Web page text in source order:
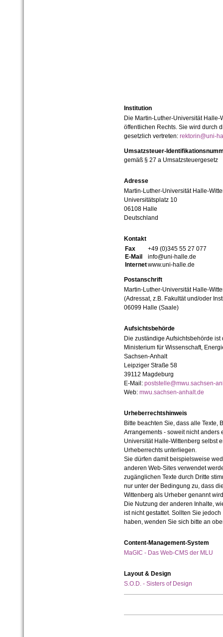
Institution
Die Martin-Luther-Universität
öffentlichen Rechts. Sie wird durch
gesetzlich vertreten: rektorin@uni-
Umsatzsteuer-
gemäß § 27 a Umsatzsteuergesetz
Adresse
Martin-Luther-Universität Halle-
Universitätsplatz 10
06108 Halle
Deutschland
Kontakt
Fax
+49 (0)345 55 27 077
E-Mail
info@uni-halle.de
Internetwww.uni-halle.de
Postanschrift
Martin-Luther-Universität Halle-
(Adressat, z.B. Fakultät und/oder
06099 Halle (Saale)
Aufsichtsbehörde
Die zuständige Aufsichtsbehörde ist
Ministerium für Wissenschaft,
Sachsen-Anhalt
Leipziger Straße 58
39112 Magdeburg
E-Mail: poststelle@mwu.sachsen-
Web: mwu.sachsen-anhalt.de
Urheberrechtshinweis
Bitte beachten Sie, dass alle Texte,
Arrangements - soweit nicht anders
Universität Halle-Wittenberg selbst
Urheberrechts unterliegen.
Sie dürfen damit beispielsweise
anderen Web-Sites verwendet
zugänglichen Texte durch Dritte
nur unter der Bedingung zu, dass
Wittenberg als Urheber genannt
Die Nutzung der anderen Inhalte,
ist nicht gestattet. Sollten Sie
haben, wenden Sie sich bitte an
Content-Management-System
MaGIC - Das Web-CMS der MLU
Layout & Design
S.O.D. - Sisters of Design